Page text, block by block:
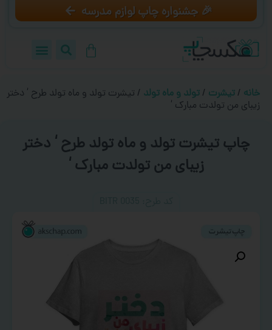
🎉 جشنواره چاپ لوازم مدرسه
خانه / تیشرت / تولد و ماه تولد / تیشرت تولد و ماه تولد طرح ‘ دختر
زیبای من تولدت مبارک ‘
چاپ تیشرت تولد و ماه تولد طرح ‘ دختر
زیبای من تولدت مبارک ‘